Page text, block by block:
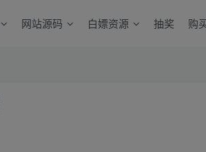
网站源码 白嫖资源 抽奖 购